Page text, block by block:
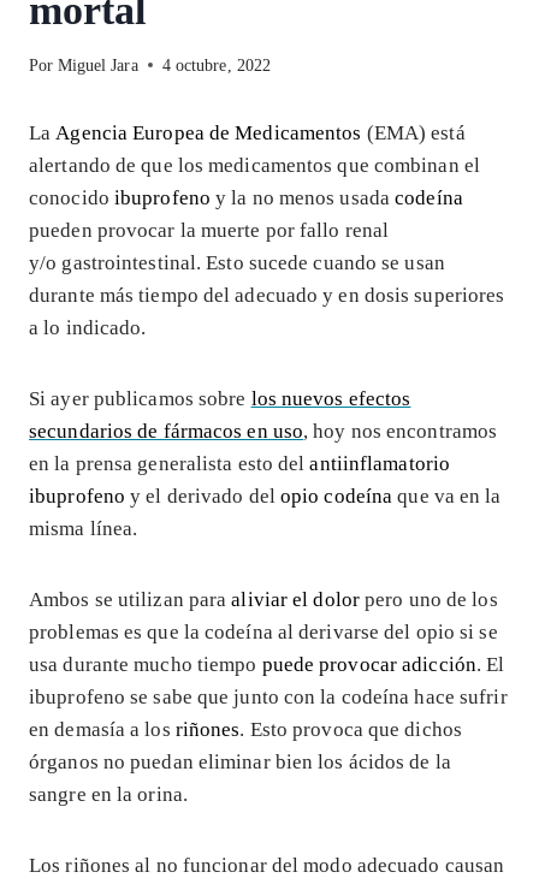
mortal
Por Miguel Jara 4 octubre, 2022
La Agencia Europea de Medicamentos (EMA) está
alertando de que los medicamentos que combinan el
conocido ibuprofeno y la no menos usadacodeína
pueden provocar la muerte por fallo renal
y/o gastrointestinal. Esto sucede cuando se usan
durante más tiempo del adecuado y en dosis superiores
a lo indicado.
Si ayer publicamos sobre los nuevos efectos
secundarios de fármacos en uso, hoy nos encontramos
en la prensa generalista esto delantiinflamatorio
ibuprofeno y el derivado del opio codeína que va en la
misma línea.
Ambos se utilizan paraaliviar el dolor pero uno de los
problemas es que la codeína al derivarse del opio si se
usa durante mucho tiempo puede provocar adicción. El
ibuprofeno se sabe que junto con la codeína hace sufrir
en demasía a los riñones. Esto provoca que dichos
órganos no puedan eliminar bien los ácidos de la
sangre en la orina.
Los riñones al no funcionar del modo adecuado causan